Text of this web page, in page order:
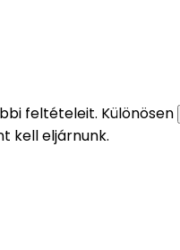
feltételeit. Különösen
kell eljárnunk.